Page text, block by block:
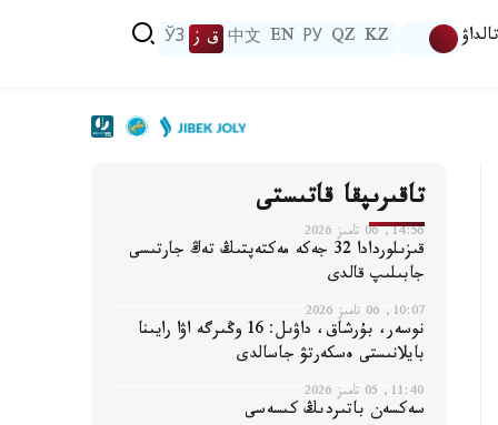
تالداۋ KZ
QZ
РУ
EN
中文 ق ز ЎЗ
تاقىرىپقا قاتىستى
14:56, 06 تامىز 2026
قىزىلوردادا 32 جەكە مەكتەپتىڭ تەڭ جارتىسى
جابىلىپ قالدى
10:07, 06 تامىز 2026
نوسەر، بۇرشاق، داۋىل: 16 وڭىرگە اۋا رايىنا
بايلانىستى ەسكەرتۋ جاسالدى
11:40, 05 تامىز 2026
سەكسەن باتىردىڭ كىسەسى